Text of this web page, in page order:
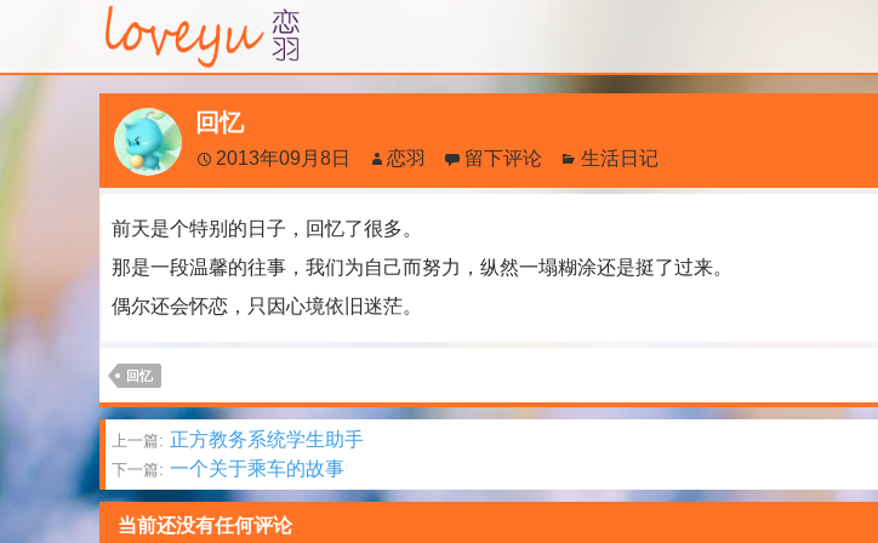
回忆
2013年09月8日 恋羽 留下评论 生活日记
前天是个特别的日子，回忆了很多。
那是一段温馨的往事，我们为自己而努力，纵然一塌糊涂还是挺了过来。
偶尔还会怀恋，只因心境依旧迷茫。
回忆
文
章
分
上一篇: 正方教务系统学生助手
下一篇: 一个关于乘车的故事
当前还没有任何评论